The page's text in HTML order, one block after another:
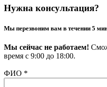
Нужна консультация?
Мы перезвоним вам в течении 5
Мы сейчас не работаем!
время с 9:00 до 18:00.
ФИО *